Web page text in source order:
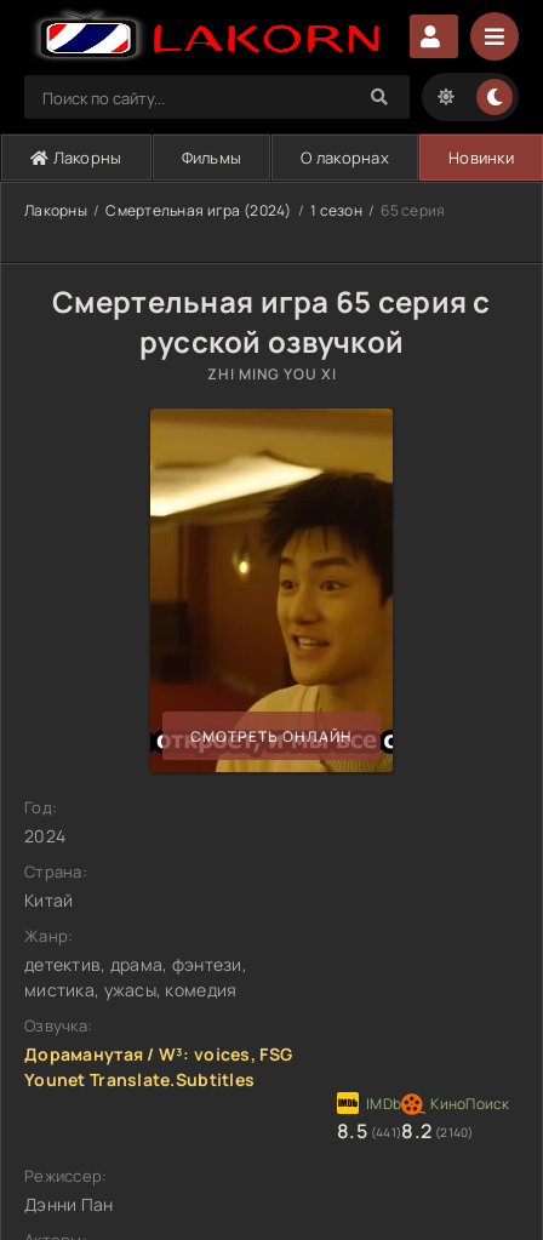
Лакорны Фильмы О лакорнах Новинки
Лакорны Смертельная игра (2024) 1 сезон 65 серия
Смертельная игра 65 серия с
русской озвучкой
ZHI MING YOU XI
СМОТРЕТЬ ОНЛАЙН
Год:
2024
Страна:
Китай
Жанр:
детектив, драма, фэнтези,
мистика, ужасы, комедия
Озвучка:
Дораманутая / W³: voices, FSG
Younet Translate.Subtitles
8.5 (441)8.2 (2140)
Режиссер:
Дэнни Пан